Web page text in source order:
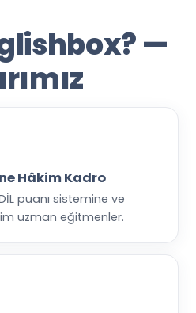
—
Hâkim Kadro
puanı sistemine ve
uzman eğitmenler.